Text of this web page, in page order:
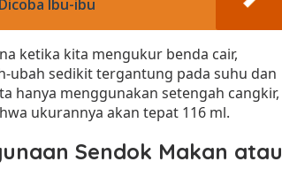
Ibu-ibu
ketika kita mengukur benda cair,
ubah sedikit tergantung pada suhu dan
hanya menggunakan setengah cangkir,
ukurannya akan tepat 116 ml.
Sendok Makan atau